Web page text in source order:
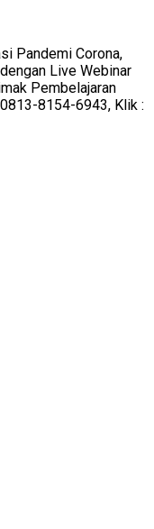
Pandemi Corona,
Live Webinar
Pembelajaran
8154-6943, Klik :